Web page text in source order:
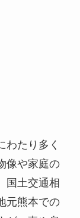
わたり多く
像や家庭の
国土交通相
元熊本での